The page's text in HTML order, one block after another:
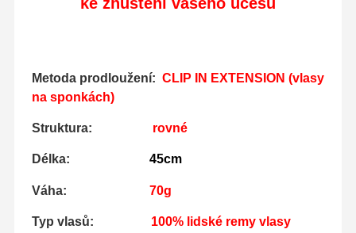
Metoda prodloužení: CLIP IN EXTENSION (vlasy
na sponkách)
Struktura: rovné
Délka: 45cm
Váha: 70g
Typ vlasů:
100% lidské remy vlasy